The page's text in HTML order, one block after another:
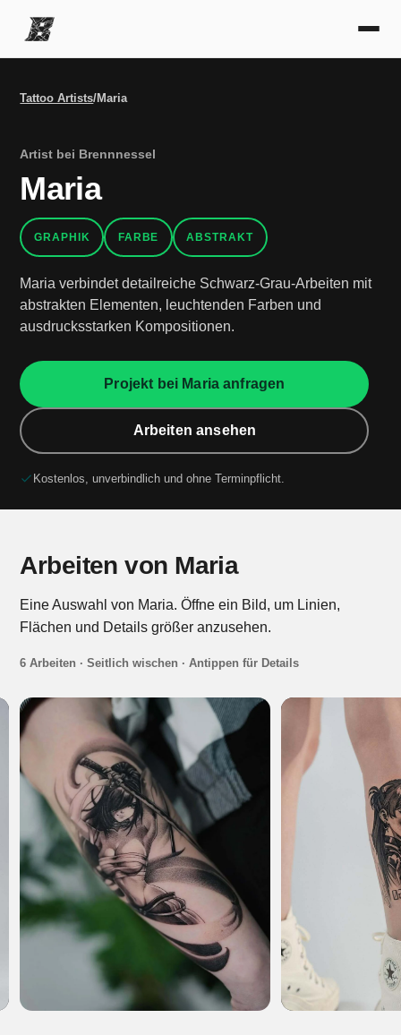
Tattoo Artists/Maria
Artist bei Brennnessel
Maria
GRAPHIK FARBE ABSTRAKT
Maria verbindet detailreiche Schwarz-Grau-Arbeiten mit
abstrakten Elementen, leuchtenden Farben und
ausdrucksstarken Kompositionen.
Projekt bei Maria anfragen
Arbeiten ansehen
Kostenlos, unverbindlich und ohne Terminpflicht.
Arbeiten von Maria
Eine Auswahl von Maria. Öffne ein Bild, um Linien,
Flächen und Details größer anzusehen.
6 Arbeiten · Seitlich wischen · Antippen für Details